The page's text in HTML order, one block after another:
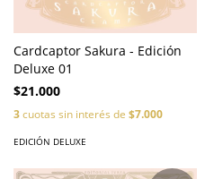
Cardcaptor Sakura - Edición
Deluxe 01
$21.000
3cuotas sin interés de $7.000
EDICIÓN DELUXE